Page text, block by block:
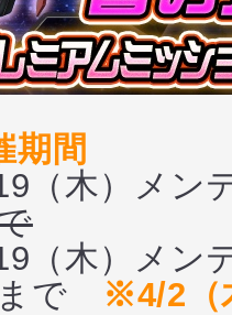
期間
（木）メン
（木）メン
で
※4/2（